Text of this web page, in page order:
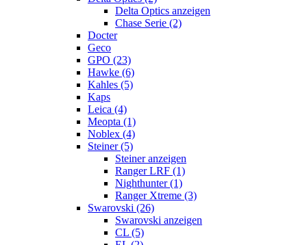
Delta Optics anzeigen
Chase Serie (2)
Docter
Geco
GPO (23)
Hawke (6)
Kahles (5)
Kaps
Leica (4)
Meopta (1)
Noblex (4)
Steiner (5)
Steiner anzeigen
Ranger LRF (1)
Nighthunter (1)
Ranger Xtreme (3)
Swarovski (26)
Swarovski anzeigen
CL (5)